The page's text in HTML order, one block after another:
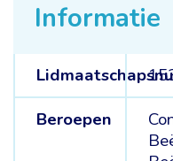
Informatie
Beroepen